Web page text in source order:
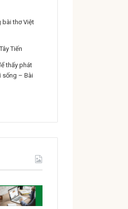
bài thơ Việt
Tiến
thấy phát
sống – Bài